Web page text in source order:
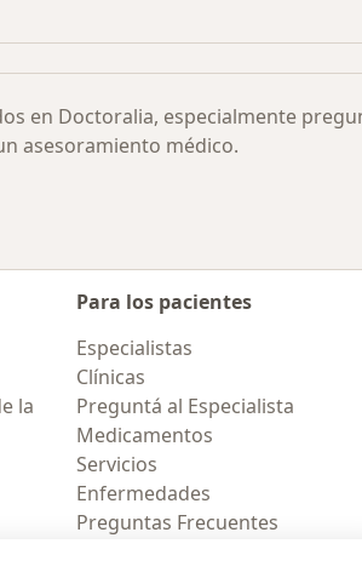
en Doctoralia, especialmente
asesoramiento médico.
la
Para los pacientes
Especialistas
Clínicas
Preguntá al Especialista
Medicamentos
Servicios
Enfermedades
Preguntas Frecuentes